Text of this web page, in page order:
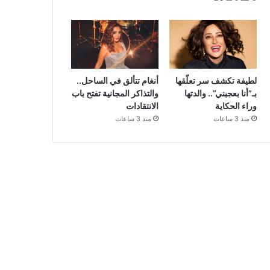
لطيفة تكشف سر تعلّقها
بـ”أنا بعجبني”.. والدتها
وراء الحكاية
منذ 3 ساعات
أنغام تتألق في الساحل..
والتذاكر المجانية تفتح باب
الانتقادات
منذ 3 ساعات